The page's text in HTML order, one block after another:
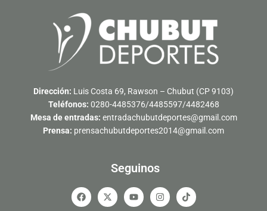
Dirección: Luis Costa 69, Rawson – Chubut (CP 9103)
Teléfonos: 0280-4485376/4485597/4482468
Mesa de entradas: entradachubutdeportes@gmail.com
Prensa: prensachubutdeportes2014@gmail.com
Seguinos
F
a
X
-
Y
o
I
n
T
i